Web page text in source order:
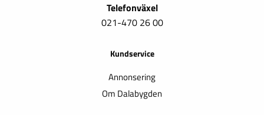
Telefonväxel
021-470 26 00
Kundservice
Annonsering
Om Dalabygden